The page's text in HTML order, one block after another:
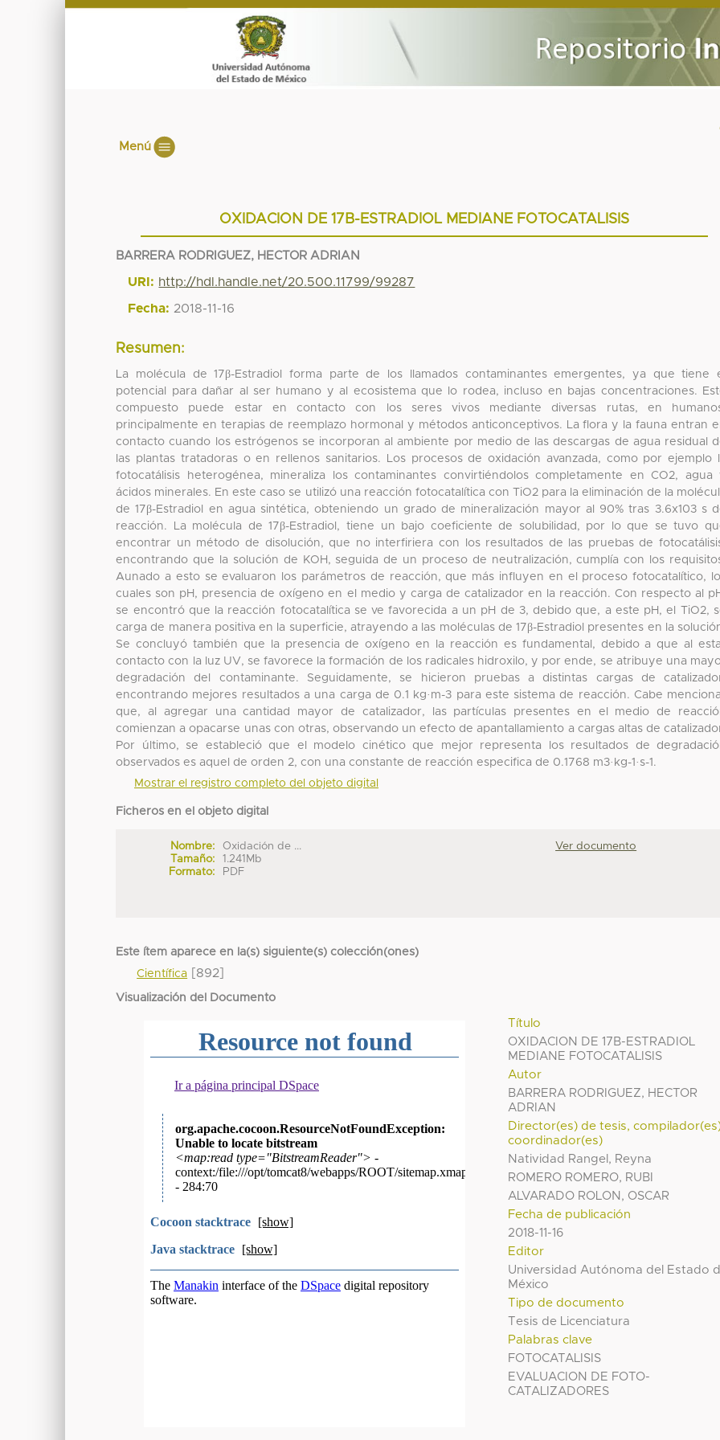
Menú
OXIDACION DE 17B-ESTRADIOL MEDIANE FOTOCATALISIS
BARRERA RODRIGUEZ, HECTOR ADRIAN
URI: http://hdl.handle.net/20.500.11799/99287
Fecha: 2018-11-16
Resumen:
La molécula de 17β-Estradiol forma parte de los llamados contaminantes emergentes, ya que tiene
potencial para dañar al ser humano y al ecosistema que lo rodea, incluso en bajas concentraciones.
compuesto puede estar en contacto con los seres vivos mediante diversas rutas, en
principalmente en terapias de reemplazo hormonal y métodos anticonceptivos. La flora y la fauna entran
contacto cuando los estrógenos se incorporan al ambiente por medio de las descargas de agua residual
las plantas tratadoras o en rellenos sanitarios. Los procesos de oxidación avanzada, como por ejemplo
fotocatálisis heterogénea, mineraliza los contaminantes convirtiéndolos completamente en CO2, agua
ácidos minerales. En este caso se utilizó una reacción fotocatalítica con TiO2 para la eliminación de la
de 17β-Estradiol en agua sintética, obteniendo un grado de mineralización mayor al 90% tras 3.6x103 s
reacción. La molécula de 17β-Estradiol, tiene un bajo coeficiente de solubilidad, por lo que se tuvo
encontrar un método de disolución, que no interfiriera con los resultados de las pruebas de
encontrando que la solución de KOH, seguida de un proceso de neutralización, cumplía con los
Aunado a esto se evaluaron los parámetros de reacción, que más influyen en el proceso fotocatalítico,
cuales son pH, presencia de oxígeno en el medio y carga de catalizador en la reacción. Con respecto al
se encontró que la reacción fotocatalítica se ve favorecida a un pH de 3, debido que, a este pH, el TiO2,
carga de manera positiva en la superficie, atrayendo a las moléculas de 17β-Estradiol presentes en la
Se concluyó también que la presencia de oxígeno en la reacción es fundamental, debido a que al
contacto con la luz UV, se favorece la formación de los radicales hidroxilo, y por ende, se atribuye una
degradación del contaminante. Seguidamente, se hicieron pruebas a distintas cargas de
encontrando mejores resultados a una carga de 0.1 kg·m-3 para este sistema de reacción. Cabe
que, al agregar una cantidad mayor de catalizador, las partículas presentes en el medio de
comienzan a opacarse unas con otras, observando un efecto de apantallamiento a cargas altas de
Por último, se estableció que el modelo cinético que mejor representa los resultados de
observados es aquel de orden 2, con una constante de reacción especifica de 0.1768 m3·kg-1·s-1.
Mostrar el registro completo del objeto digital
Ficheros en el objeto digital
Nombre:
Oxidación de ...
Tamaño:
1.241Mb
Formato:
PDF
Ver documento
Este ítem aparece en la(s) siguiente(s) colección(ones)
Científica [892]
Visualización del Documento
Título
OXIDACION DE 17B-ESTRADIOL
MEDIANE FOTOCATALISIS
Autor
BARRERA RODRIGUEZ, HECTOR
ADRIAN
Director(es) de tesis,
coordinador(es)
Natividad Rangel, Reyna
ROMERO ROMERO, RUBI
ALVARADO ROLON, OSCAR
Fecha de publicación
2018-11-16
Editor
Universidad Autónoma del Estado
México
Tipo de documento
Tesis de Licenciatura
Palabras clave
FOTOCATALISIS
EVALUACION DE FOTO-
CATALIZADORES